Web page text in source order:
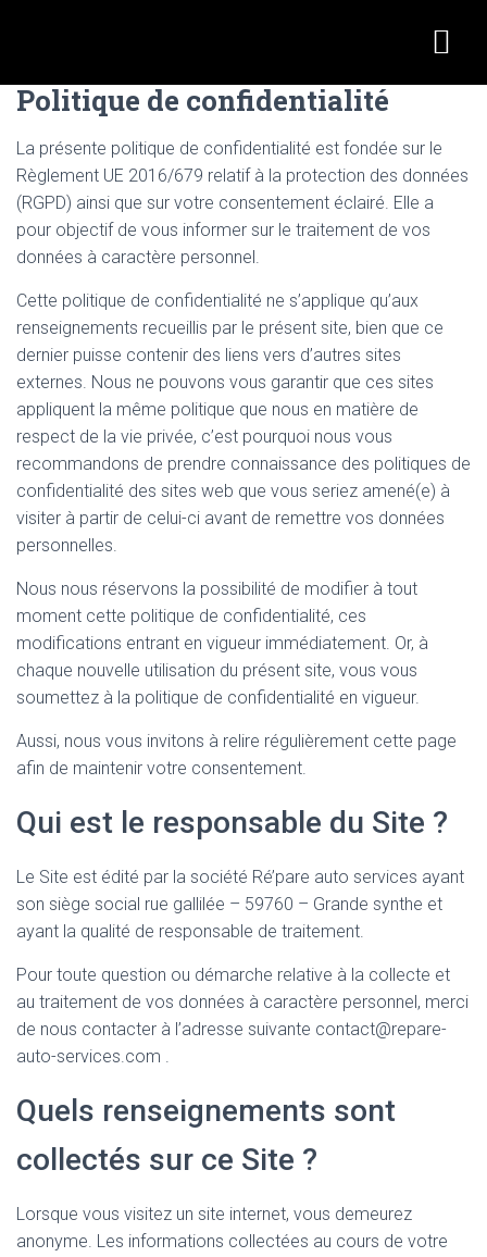
Politique de confidentialité
La présente politique de confidentialité est fondée sur le
Règlement UE 2016/679 relatif à la protection des données
(RGPD) ainsi que sur votre consentement éclairé. Elle a
pour objectif de vous informer sur le traitement de vos
données à caractère personnel.
Cette politique de confidentialité ne s’applique qu’aux
renseignements recueillis par le présent site, bien que ce
dernier puisse contenir des liens vers d’autres sites
externes. Nous ne pouvons vous garantir que ces sites
appliquent la même politique que nous en matière de
respect de la vie privée, c’est pourquoi nous vous
recommandons de prendre connaissance des politiques de
confidentialité des sites web que vous seriez amené(e) à
visiter à partir de celui-ci avant de remettre vos données
personnelles.
Nous nous réservons la possibilité de modifier à tout
moment cette politique de confidentialité, ces
modifications entrant en vigueur immédiatement. Or, à
chaque nouvelle utilisation du présent site, vous vous
soumettez à la politique de confidentialité en vigueur.
Aussi, nous vous invitons à relire régulièrement cette page
afin de maintenir votre consentement.
Qui est le responsable du Site ?
Le Site est édité par la société Ré’pare auto services ayant
son siège social rue gallilée – 59760 – Grande synthe et
ayant la qualité de responsable de traitement.
Pour toute question ou démarche relative à la collecte et
au traitement de vos données à caractère personnel, merci
de nous contacter à l’adresse suivante contact@repare-
auto-services.com .
Quels renseignements sont
collectés sur ce Site ?
Lorsque vous visitez un site internet, vous demeurez
anonyme. Les informations collectées au cours de votre